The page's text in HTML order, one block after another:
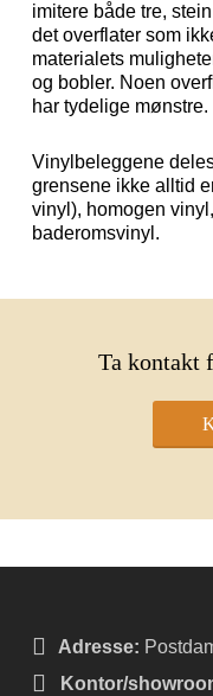
imitere både tre,
det overflater som
materialets
og bobler. Noen
har tydelige mønstre.
Vinylbeleggene
grensene ikke alltid
vinyl), homogen
baderomsvinyl.
Ta kontakt
Adresse:
Kontor/